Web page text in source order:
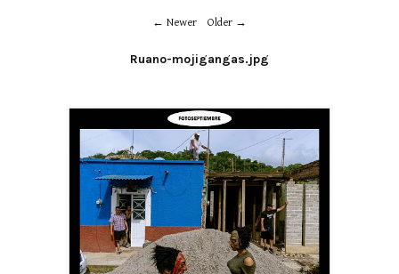
Newer Older
Ruano-mojigangas.jpg